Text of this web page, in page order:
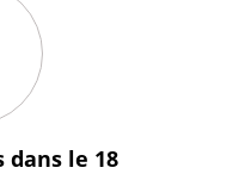
dans le 18